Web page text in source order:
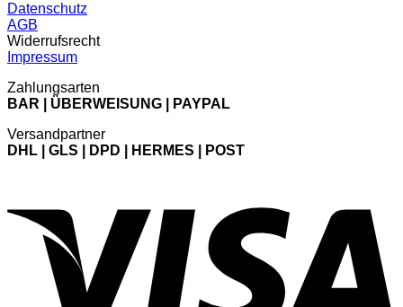
Datenschutz
AGB
Widerrufsrecht
Impressum
Zahlungsarten
BAR | ÜBERWEISUNG | PAYPAL
Versandpartner
DHL | GLS | DPD | HERMES | POST